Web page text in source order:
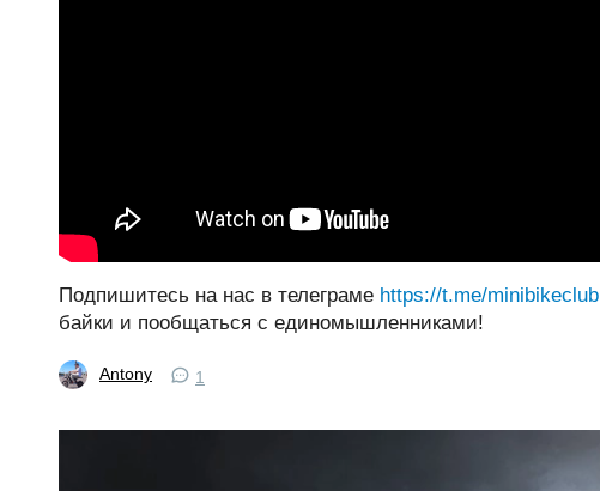
Подпишитесь на нас в телеграме https://t.me/minibikeclub
байки и пообщаться с единомышленниками!
Antony 1